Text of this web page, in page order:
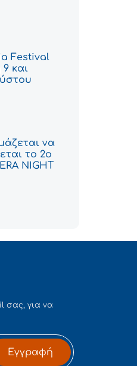
Festival
και
να
το 2ο
NIGHT
σας, για να
Εγγραφή